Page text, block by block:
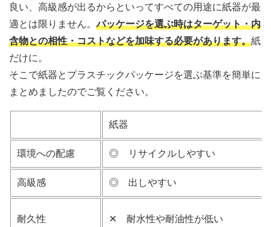
良い、高級感が出るからといってすべての用途に紙器が最
適とは限りません。パッケージを選ぶ時はターゲット・内
含物との相性・コストなどを加味する必要があります。紙
だけに。
そこで紙器とプラスチックパッケージを選ぶ基準を簡単に
まとめましたのでご覧ください。
紙器
環境への配慮 ◎ リサイクルしやすい
高級感 ◎ 出しやすい
耐久性 ✕ 耐水性や耐油性が低い